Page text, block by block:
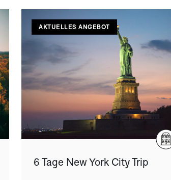
AKTUELLES ANGEBOT
6 Tage New York City Trip